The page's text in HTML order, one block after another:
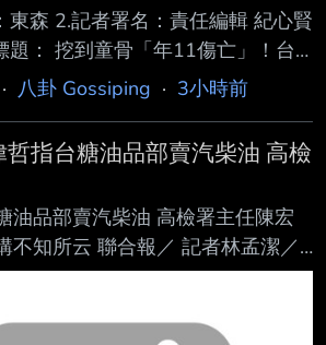
東森 2.記者署名：責任編輯 紀心賢
題： 挖到童骨「年11傷亡」！台
請布袋戲壓煞 4.完整新聞內文：
事故頻傳，至今已累計造成2人 死
4人輕傷，加上工地過去曾挖掘出
，外界因此出現不少民俗傳 聞。
聖誕，廠區預計於明（6）日下午1
團進場演出，祈求施工平 安順
· 八卦 Gossiping · 3小時前
指台糖油品部賣汽柴油 高檢
油品部賣汽柴油 高檢署主任陳宏
不知所云 聯合報／ 記者林孟潔／
中聯致癌油事件不斷延燒，台灣
哲訪查台糖油品事業部，酸賣的